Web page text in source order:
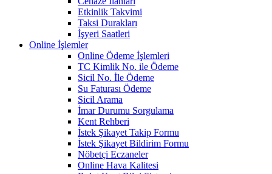
Etkinlik Takvimi
Taksi Durakları
İşyeri Saatleri
Online İşlemler
Online Ödeme İşlemleri
TC Kimlik No. ile Ödeme
Sicil No. İle Ödeme
Su Faturası Ödeme
Sicil Arama
İmar Durumu Sorgulama
Kent Rehberi
İstek Şikayet Takip Formu
İstek Şikayet Bildirim Formu
Nöbetçi Eczaneler
Online Hava Kalitesi